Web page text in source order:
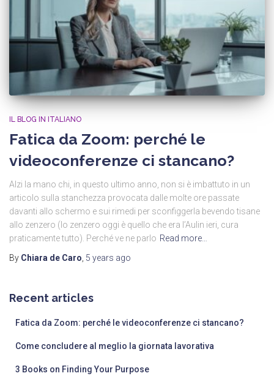
IL BLOG IN ITALIANO
Fatica da Zoom: perché le
videoconferenze ci stancano?
Alzi la mano chi, in questo ultimo anno, non si è imbattuto in un
articolo sulla stanchezza provocata dalle molte ore passate
davanti allo schermo e sui rimedi per sconfiggerla bevendo tisane
allo zenzero (lo zenzero oggi è quello che era l’Aulin ieri, cura
praticamente tutto). Perché ve ne parlo Read more…
By Chiara de Caro 5 years ago
Recent articles
Fatica da Zoom: perché le videoconferenze ci stancano?
Come concludere al meglio la giornata lavorativa
3 Books on Finding Your Purpose